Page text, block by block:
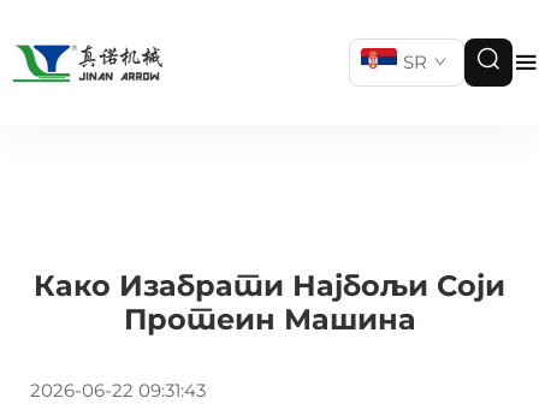
SR
Како Изабрати Најбољи Соји
Протеин Машина
2026-06-22 09:31:43